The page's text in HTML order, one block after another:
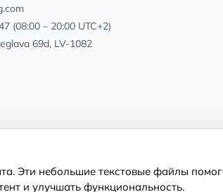
(08:00 – 20:00 UTC+2)
69d, LV-1082
Эти небольшие текстовые файлы
и улучшать функциональность.